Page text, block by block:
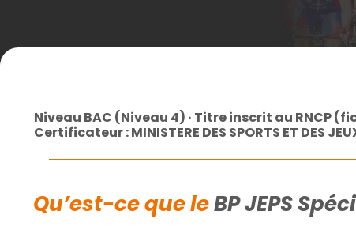
Niveau BAC (Niveau 4) · Titre inscrit au RNCP
Certificateur : MINISTERE DES SPORTS ET DES
Qu’est-ce que leBP JEPS